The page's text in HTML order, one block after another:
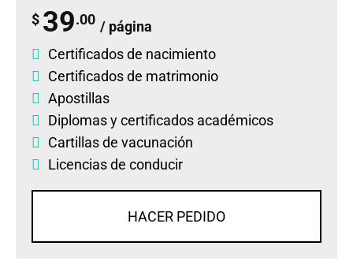
$ 39.00 / página
Certificados de nacimiento
Certificados de matrimonio
Apostillas
Diplomasycertificados académicos
Cartillas de vacunación
Licencias de conducir
HACER PEDIDO